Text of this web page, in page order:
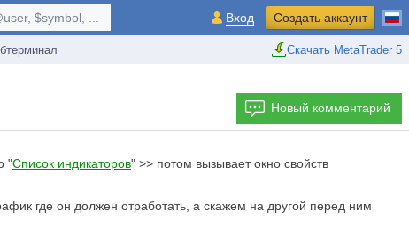
Скачать MetaTrader 5
$symbol, ... Вход Создать аккаунт
Новый комментарий
"Список индикаторов" >> потом вызывает окно свойств
где он должен отработать, а скажем на другой перед ним